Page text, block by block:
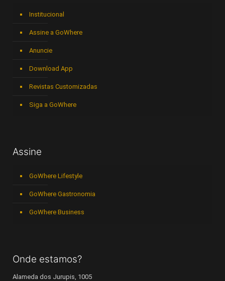
Institucional
Assine a GoWhere
Anuncie
Download App
Revistas Customizadas
Siga a GoWhere
Assine
GoWhere Lifestyle
GoWhere Gastronomia
GoWhere Business
Onde estamos?
Alameda dos Jurupis, 1005